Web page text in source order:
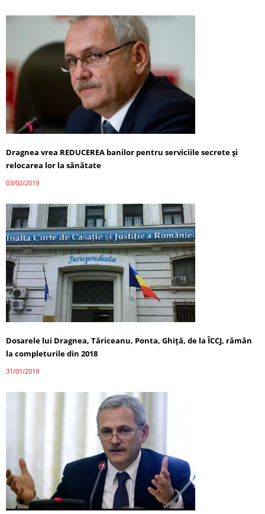
Dragnea vrea REDUCEREA banilor pentru serviciile secrete și
relocarea lor la sănătate
03/02/2019
Dosarele lui Dragnea, Tăriceanu, Ponta, Ghiţă, de la ÎCCJ, rămân
la completurile din 2018
31/01/2019